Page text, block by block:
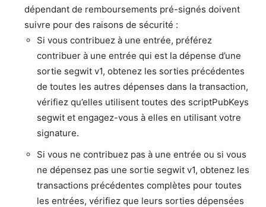
dépendant de remboursements pré-signés doivent
suivre pour des raisons de sécurité :
Si vous contribuez à une entrée, préférez
contribuer à une entrée qui est la dépense d’une
sortie segwit v1, obtenez les sorties précédentes
de toutes les autres dépenses dans la transaction,
vérifiez qu’elles utilisent toutes des scriptPubKeys
segwit et engagez-vous à elles en utilisant votre
signature.
Si vous ne contribuez pas à une entrée ou si vous
ne dépensez pas une sortie segwit v1, obtenez les
transactions précédentes complètes pour toutes
les entrées, vérifiez que leurs sorties dépensées